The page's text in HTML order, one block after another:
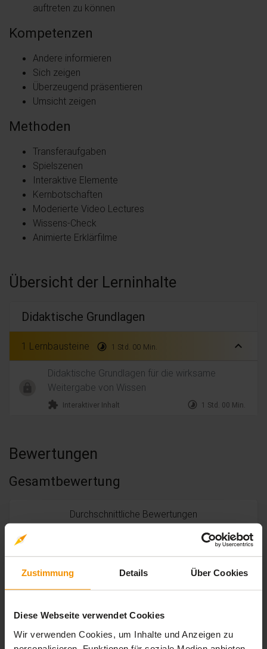
Zustimmung Details Über Cookies
Diese Webseite verwendet Cookies
Wir verwenden Cookies, um Inhalte und Anzeigen zu
auftreten zu können
Kompetenzen
Andere informieren
Sich zeigen
Überzeugend präsentieren
Umsicht zeigen
Methoden
Transferaufgaben
Spielszenen
Interaktive Elemente
Kernbotschaften
Moderierte Video Lectures
Wissens-Check
Animierte Erklärfilme
Übersicht der Lerninhalte
Didaktische Grundlagen
1 Lernbausteine timelapse 1 Std. 00 Min. expand_less
Didaktische Grundlagen für die wirksame
Weitergabe von Wissen
extension Interaktiver Inhalt timelapse 1 Std. 00 Min.
Bewertungen
Gesamtbewertung
Durchschnittliche Bewertungen
4,91
11 Bewertungen
5stars: 10
Bewertungen